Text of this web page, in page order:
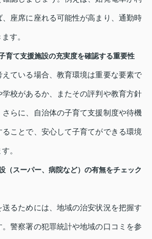
座席に座れる可能性が高まり、通勤時
す。
育て支援施設の充実度を確認する重要性
ている場合、教育環境は重要な要素で
校があるか、またその評判や教育方針
さらに、自治体の子育て支援制度や待機
ることで、安心して子育てができる環境
。
（スーパー、病院など）の有無をチェック
るためには、地域の治安状況を把握す
。警察署の犯罪統計や地域の口コミを参